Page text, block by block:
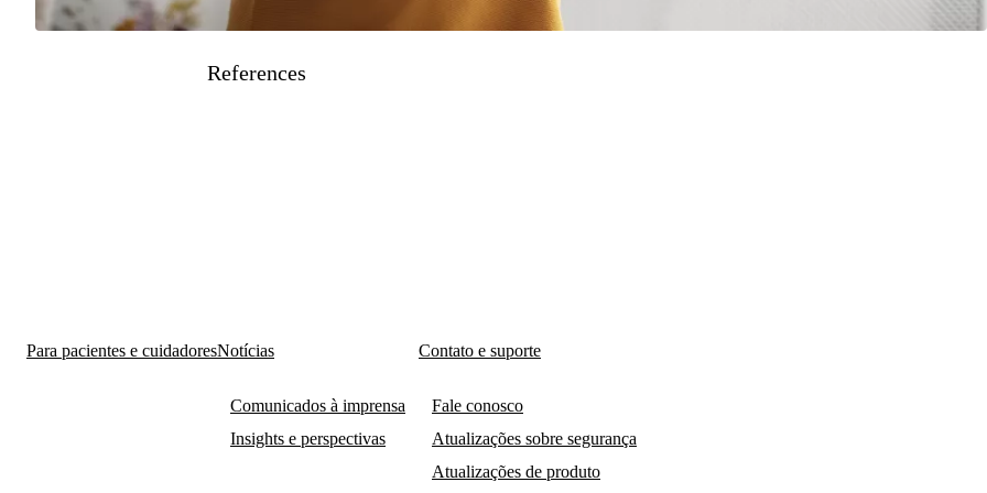
References
Para pacientes e cuidadoresNotícias
Comunicados à imprensa
Insights e perspectivas
Contato e suporte
Fale conosco
Atualizações sobre segurança
Atualizações de produto